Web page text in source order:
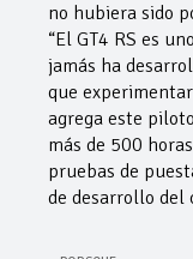
no hubiera sido
“El GT4 RS es
jamás ha
que
agrega este
más de 500
pruebas de
de desarrollo del